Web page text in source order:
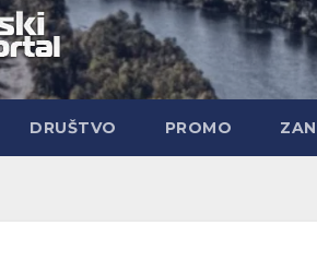
DRUŠTVO PROMO